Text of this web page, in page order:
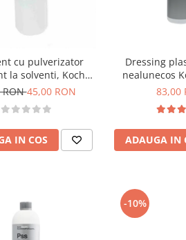
cu pulverizator
la solventi, Koch
1000 ml
RON45,00 RON
IN COS
Dressing
nealunecos
83,00
ADAUGA IN
-10%